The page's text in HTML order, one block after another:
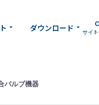
サイ
arrow_drop_down ダウンロード arrow_drop_down
バルブ機器